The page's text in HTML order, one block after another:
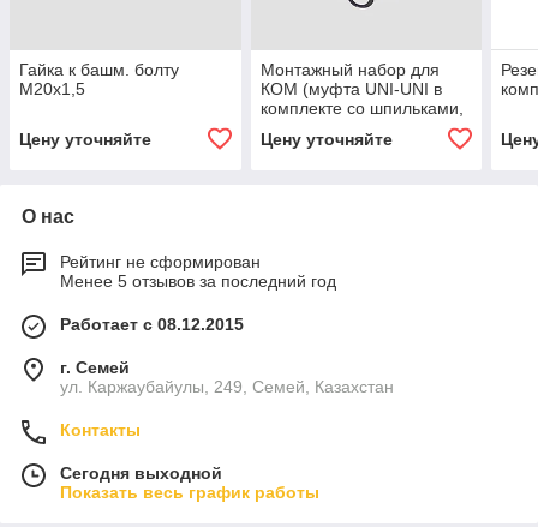
Гайка к башм. болту
М20х1,5
Цену уточняйте
Монтажный набор для
КОМ (муфта UNI-UNI в
комплекте со шпильками,
Цену уточняйте
О нас
Рейтинг не сформирован
Менее 5 отзывов за последний год
Работает с 08.12.2015
г. Семей
ул. Каржаубайулы, 249, Семей, Казахстан
Контакты
Сегодня выходной
Показать весь график работы